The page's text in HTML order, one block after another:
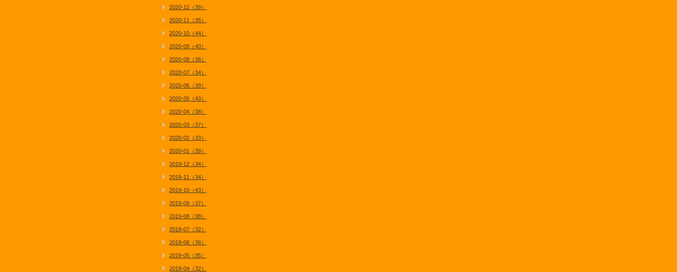
2020-12（39）
2020-11（35）
2020-10（44）
2020-09（40）
2020-08（36）
2020-07（34）
2020-06（39）
2020-05（43）
2020-04（38）
2020-03（37）
2020-02（33）
2020-01（39）
2019-12（34）
2019-11（34）
2019-10（43）
2019-09（37）
2019-08（38）
2019-07（32）
2019-06（36）
2019-05（35）
2019-04（32）